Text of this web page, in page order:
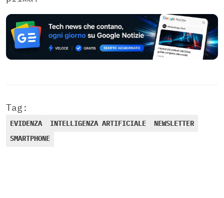
Tag:
EVIDENZA INTELLIGENZA ARTIFICIALE
NEWSLETTER
SMARTPHONE